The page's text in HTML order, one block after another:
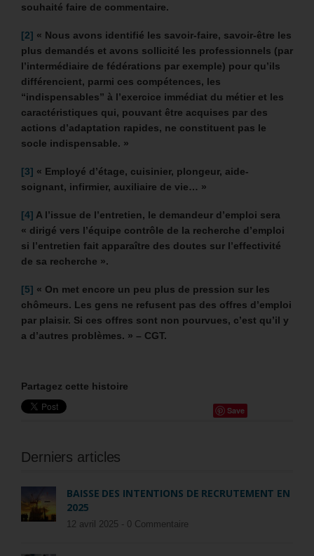
souhaité faire de commentaire.
[2] « Nous avons identifié les savoir-faire, savoir-être les
plus demandés et avons sollicité les professionnels (par
l’intermédiaire de fédérations par exemple) pour qu’ils
différencient, parmi ces compétences, les
“indispensables” à l’exercice immédiat du métier et les
caractéristiques qui, pouvant être acquises par des
actions d’adaptation rapides, ne constituent pas le
socle indispensable. »
[3] « Employé d’étage, cuisinier, plongeur, aide-
soignant, infirmier, auxiliaire de vie… »
[4] A l’issue de l’entretien, le demandeur d’emploi sera
« dirigé vers l’équipe contrôle de la recherche d’emploi
si l’entretien fait apparaître des doutes sur l’effectivité
de sa recherche ».
[5] « On met encore un peu plus de pression sur les
chômeurs. Les gens ne refusent pas des offres d’emploi
par plaisir. Si ces offres sont non pourvues, c’est qu’il y
a d’autres problèmes. » – CGT.
Partagez cette histoire
Save
Derniers articles
BAISSE DES INTENTIONS DE RECRUTEMENT EN
2025
12 avril 2025 - 0 Commentaire